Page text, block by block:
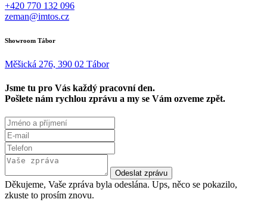
+420 770 132 096
zeman@imtos.cz
Showroom Tábor
Měšická 276, 390 02 Tábor
Jsme tu pro Vás každý pracovní den.
Pošlete nám rychlou zprávu a my se Vám ozveme zpět.
Odeslat zprávu
Děkujeme, Vaše zpráva byla odeslána. Ups, něco se pokazilo,
zkuste to prosím znovu.